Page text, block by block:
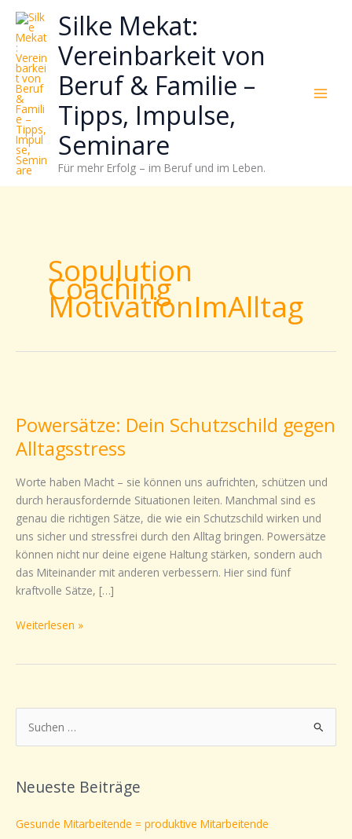
Zum
Inhalt
springen
Silke Mekat:
Vereinbarkeit von
Beruf & Familie –
Tipps, Impulse,
Seminare
Für mehr Erfolg – im Beruf und im Leben.
Sopulution
Coaching
MotivationImAlltag
Powersätze: Dein Schutzschild gegen
Alltagsstress
Worte haben Macht – sie können uns aufrichten, schützen und
durch herausfordernde Situationen leiten. Manchmal sind es
genau die richtigen Sätze, die wie ein Schutzschild wirken und
uns sicher und stressfrei durch den Alltag bringen. Powersätze
können nicht nur deine eigene Haltung stärken, sondern auch
das Miteinander mit anderen verbessern. Hier sind fünf
kraftvolle Sätze, […]
Schutzschild
gegen
Alltagsstress
Weiterlesen »
u
h
Neueste Beiträge
Gesunde Mitarbeitende = produktive Mitarbeitende
wie
sich
Stress
reduzieren
Energie
gezielter
einsetzen
lässt?
Einfach